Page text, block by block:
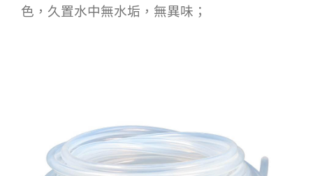
色，久置水中無水垢，無異味；